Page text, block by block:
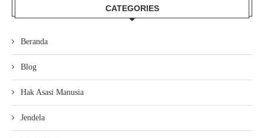
CATEGORIES
Beranda
Blog
Hak Asasi Manusia
Jendela